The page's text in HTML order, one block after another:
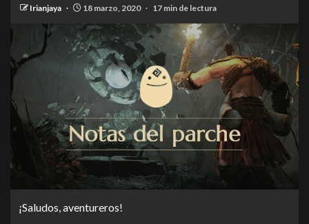
Irianjaya 18 marzo, 2020 17 min de lectura
¡Saludos, aventureros!